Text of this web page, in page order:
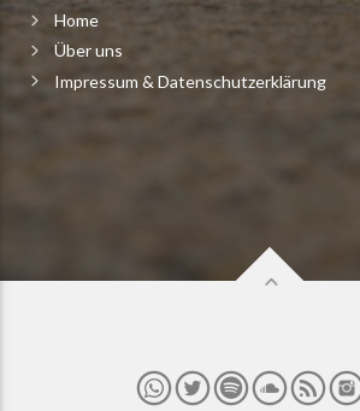
Home
Über uns
Impressum & Datenschutzerklärung